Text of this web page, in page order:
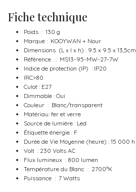
Fiche technique
Poids : 130 g
Marque : KOOYWAN + Nour
Dimensions (L x l x h) : 9.5 x 9.5 x 13,5cm
Référence : MS13-95-MW-27-7W
Indice de protection (IP) : IP20
IRC>80
Culot : E27
Dimmable : Oui
Couleur : Blanc/transparent
Matériau: fer et verre
Source de lumière : Led
Étiquette énergie : F
Durée de Vie Moyenne (heure) : 15 000 h
Volt : 230 Volts AC
Flux lumineux : 800 lumen
Température du Blanc : 2700°K
Puissance : 7 Watts